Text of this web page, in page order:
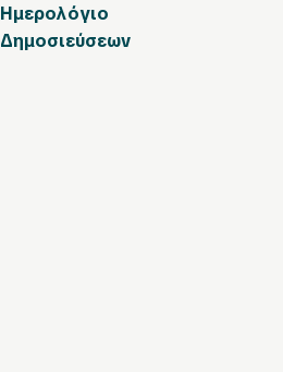
Ημερολόγιο
Δημοσιεύσεων